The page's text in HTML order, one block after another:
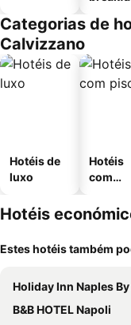
Categorias de
Calvizzano
Hotéis de
luxo
Hotéis
com
Hotéis
Estes hotéis também
Holiday Inn Naples
B&B HOTEL Napoli